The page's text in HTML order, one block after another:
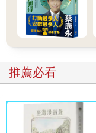
時他飛在三百英尺高
敏，操控得當，安全
機已經嚴重受損。
駕駛的這架螺旋槳飛
他回到機場後，要求
子早就為自己犯下的
涕。他不僅毀了一架
推薦必看